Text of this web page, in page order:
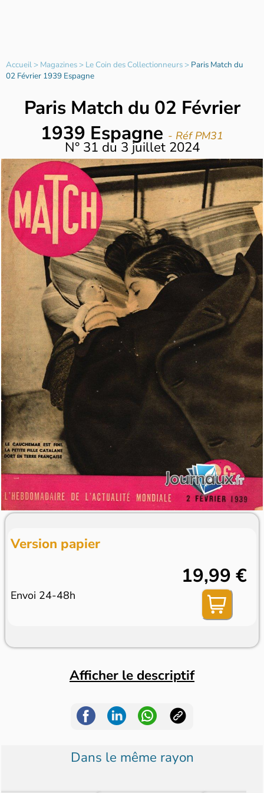
Accueil> Magazines> Le Coin des Collectionneurs> Paris Match du
02 Février 1939 Espagne
Paris Match du 02 Février
1939 Espagne - Réf PM31
N° 31 du 3 juillet 2024
Version papier
Envoi 24-48h
19,99 €
Afficher le descriptif
Dans le même rayon